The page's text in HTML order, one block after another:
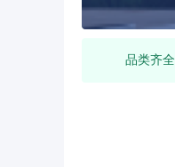
品类齐